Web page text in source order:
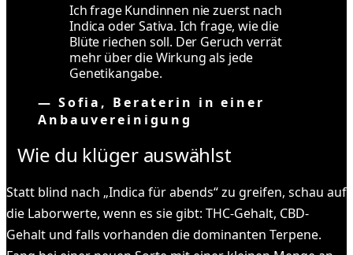
Ich frage Kundinnen nie zuerst nach
Indica oder Sativa. Ich frage, wie die
Blüte riechen soll. Der Geruch verrät
mehr über die Wirkung als jede
Genetikangabe.
— Sofia, Beraterin in einer
Anbauvereinigung
Wie du klüger auswählst
Statt blind nach „Indica für abends“ zu greifen, schau auf
die Laborwerte, wenn es sie gibt: THC-Gehalt, CBD-
Gehalt und falls vorhanden die dominanten Terpene.